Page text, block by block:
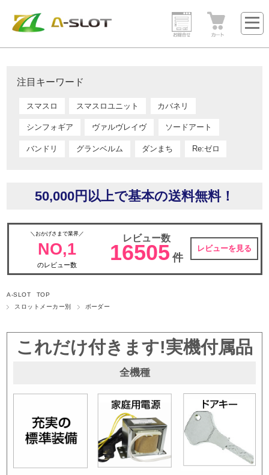
注目キーワード
スマスロ スマスロユニット カバネリ
シンフォギア ヴァルヴレイヴ ソードアート
バンドリ グランベルム ダンまち Re:ゼロ
50,000円以上で基本の送料無料！
＼おかげさまで業界／
NO,1
のレビュー数
レビュー数
16505 件
レビューを見る
A-SLOT TOP
スロットメーカー別
ボーダー
これだけ付きます!実機付属品
全機種